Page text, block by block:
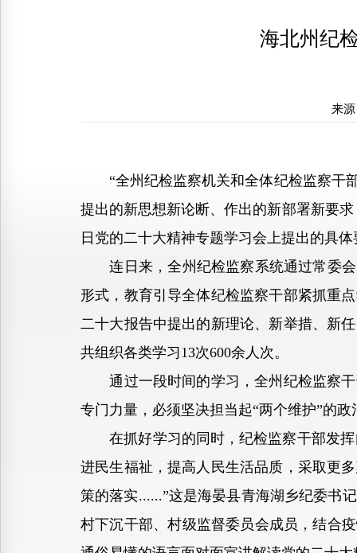
海北州纪
来
“全州纪检监察机关和全体纪检监察干部
提出的新思想新论断、作出的新部署新要
日党的二十大精神专题学习会上提出的具体
连日来，全州纪检监察系统通过常委会
形式，教育引导全体纪检监察干部紧抓重
二十大报告中提出的新理论、新举措、新
共组织各类学习13次600余人次。
通过一段时间的学习，全州纪检监察干
专门力量，必须坚决担当起“两个维护”的
在抓好学习的同时，纪检监察干部发挥
进民生福祉，提高人民生活品质，采取更
策的落实......”这是海晏县青海湖乡纪委书
村下沉干部、村级监督委员会成员，结合